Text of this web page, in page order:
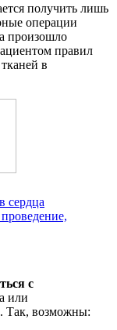
получить лишь
операции
произошло
правил
в
сердца
с
или
Так, возможны: